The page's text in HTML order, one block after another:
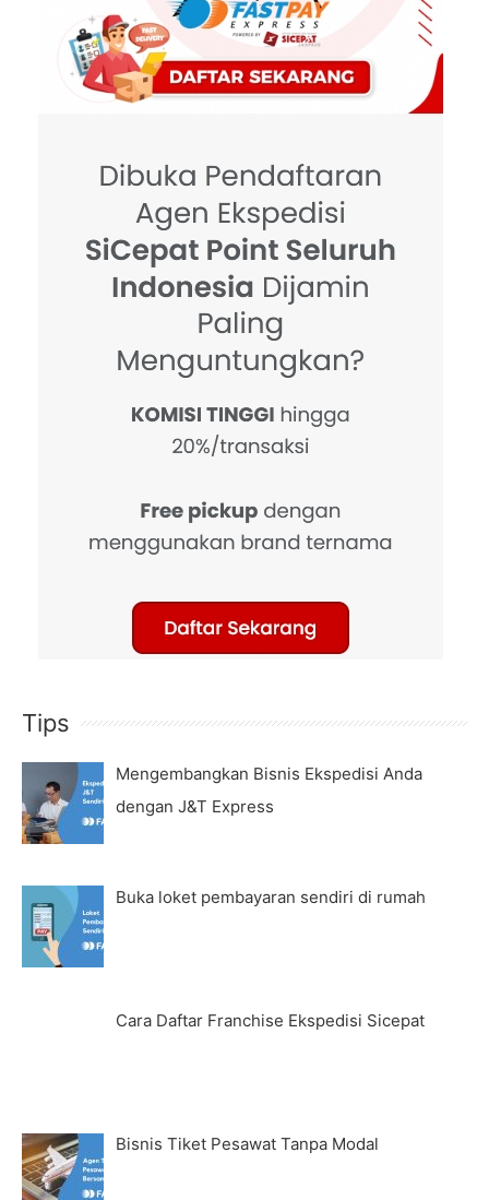
Tips
Mengembangkan Bisnis Ekspedisi Anda
dengan J&T Express
Buka loket pembayaran sendiri di rumah
Cara Daftar Franchise Ekspedisi Sicepat
Bisnis Tiket Pesawat Tanpa Modal